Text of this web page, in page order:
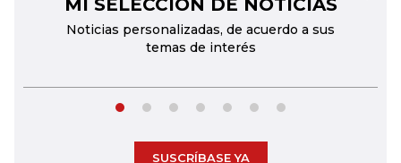
MI SELECCIÓN DE NOTICIAS
Noticias personalizadas, de acuerdo a sus
temas de interés
SUSCRÍBASE YA